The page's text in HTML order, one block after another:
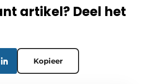
artikel? Deel het
Kopieer